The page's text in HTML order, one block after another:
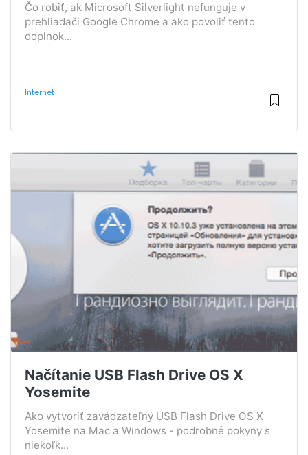
Čo robiť, ak Microsoft Silverlight nefunguje v
prehliadači Google Chrome a ako povoliť tento
doplnok...
Internet
Načítanie USB Flash Drive OS X
Yosemite
Ako vytvoriť zavádzateľný USB Flash Drive OS X
Yosemite na Mac a Windows - podrobné pokyny s
niekoľk...